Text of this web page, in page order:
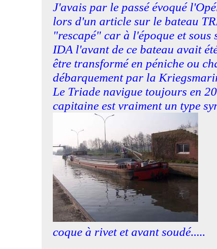
J'avais par le passé évoqué
lors d'un article sur le bateau
"rescapé" car à l'époque et sous
IDA l'avant de ce bateau avait
être transformé en péniche ou
débarquement par la
Le Triade navigue toujours en
capitaine est vraiment un type
coque à rivet et avant soudé.....